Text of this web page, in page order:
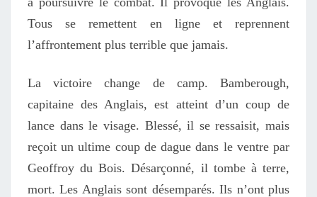
Tous se remettent en ligne et reprennent
l’affrontement plus terrible que jamais.
La victoire change de camp. Bamberough,
capitaine des Anglais, est atteint d’un coup de
lance dans le visage. Blessé, il se ressaisit, mais
reçoit un ultime coup de dague dans le ventre par
Geoffroy du Bois. Désarçonné, il tombe à terre,
mort. Les Anglais sont désemparés. Ils n’ont plus